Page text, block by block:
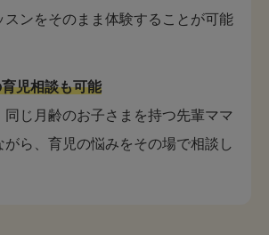
スンをそのまま体験することが可能
児相談も可能
同じ月齢のお子さまを持つ先輩ママ
がら、育児の悩みをその場で相談し